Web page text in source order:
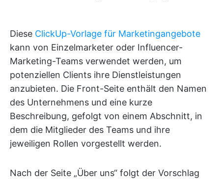
Diese ClickUp-Vorlage für Marketingangebote
kann von Einzelmarketer oder Influencer-
Marketing-Teams verwendet werden, um
potenziellen Clients ihre Dienstleistungen
anzubieten. Die Front-Seite enthält den Namen
des Unternehmens und eine kurze
Beschreibung, gefolgt von einem Abschnitt, in
dem die Mitglieder des Teams und ihre
jeweiligen Rollen vorgestellt werden.
Nach der Seite „Über uns“ folgt der Vorschlag